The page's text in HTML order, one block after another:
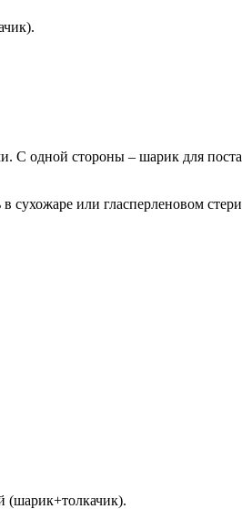
одной стороны – шарик для
или гласперленовом
(шарик+толкачик).